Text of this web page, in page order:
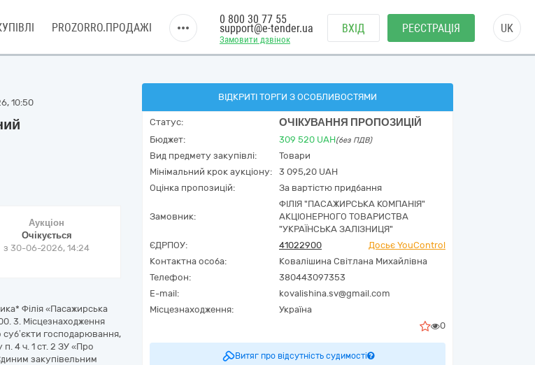
PROZORRO.ПРОДАЖІ
Замовити дзвінок
0 800 30 77 55
support@e-tender.ua ВХІД РЕЄСТРАЦІЯ UK
10:50
Аукціон
Очікується
з30-06-2026, 14:24
Філія «Пасажирська
3. Місцезнаходження
господарювання,
4 ч. 1 ст. 2 ЗУ «Про
закупівельним
ВІДКРИТІ ТОРГИ З ОСОБЛИВОСТЯМИ
Статус: ОЧІКУВАННЯ ПРОПОЗИЦІЙ
Бюджет: 309 520 UAH(без ПДВ)
Вид предмету закупівлі:
Товари
Мінімальний крок аукціону:
3 095,20 UAH
Оцінка пропозицій:
За вартістю придбання
Замовник:
ФІЛІЯ "ПАСАЖИРСЬКА КОМПАНІЯ"
АКЦІОНЕРНОГО ТОВАРИСТВА
"УКРАЇНСЬКА ЗАЛІЗНИЦЯ"
ЄДРПОУ:
41022900
Досьє YouControl
Контактна особа:
Ковалішина Світлана Михайлівна
Телефон:
380443097353
E-mail:
kovalishina.sv@gmail.com
Місцезнаходження:
Україна
0
Витяг про відсутність судимості